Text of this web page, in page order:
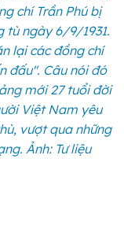
chí Trần Phú bị
tù ngày 6/9/1931.
lại các đồng chí
đấu". Câu nói đó
mới 27 tuổi đời
Việt Nam yêu
vượt qua những
Ảnh: Tư liệu